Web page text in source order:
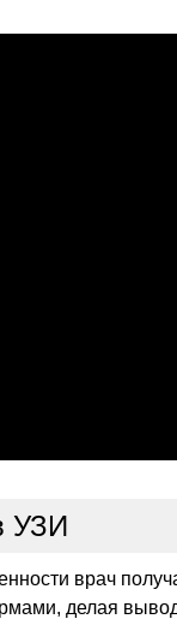
УЗИ
врач
делая